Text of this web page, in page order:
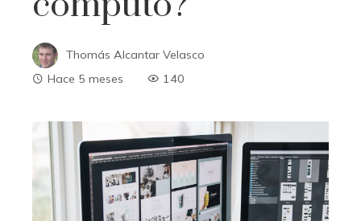
Thomás Alcantar Velasco
Hace 5 meses
140